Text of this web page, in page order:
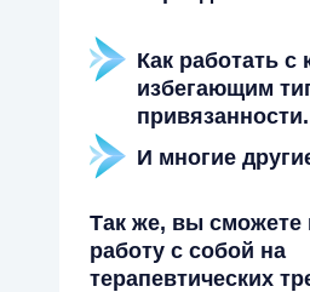
Так же, вы сможете
работу с собой на
терапевтических
И многие
Как работать с
избегающим
привязанности.